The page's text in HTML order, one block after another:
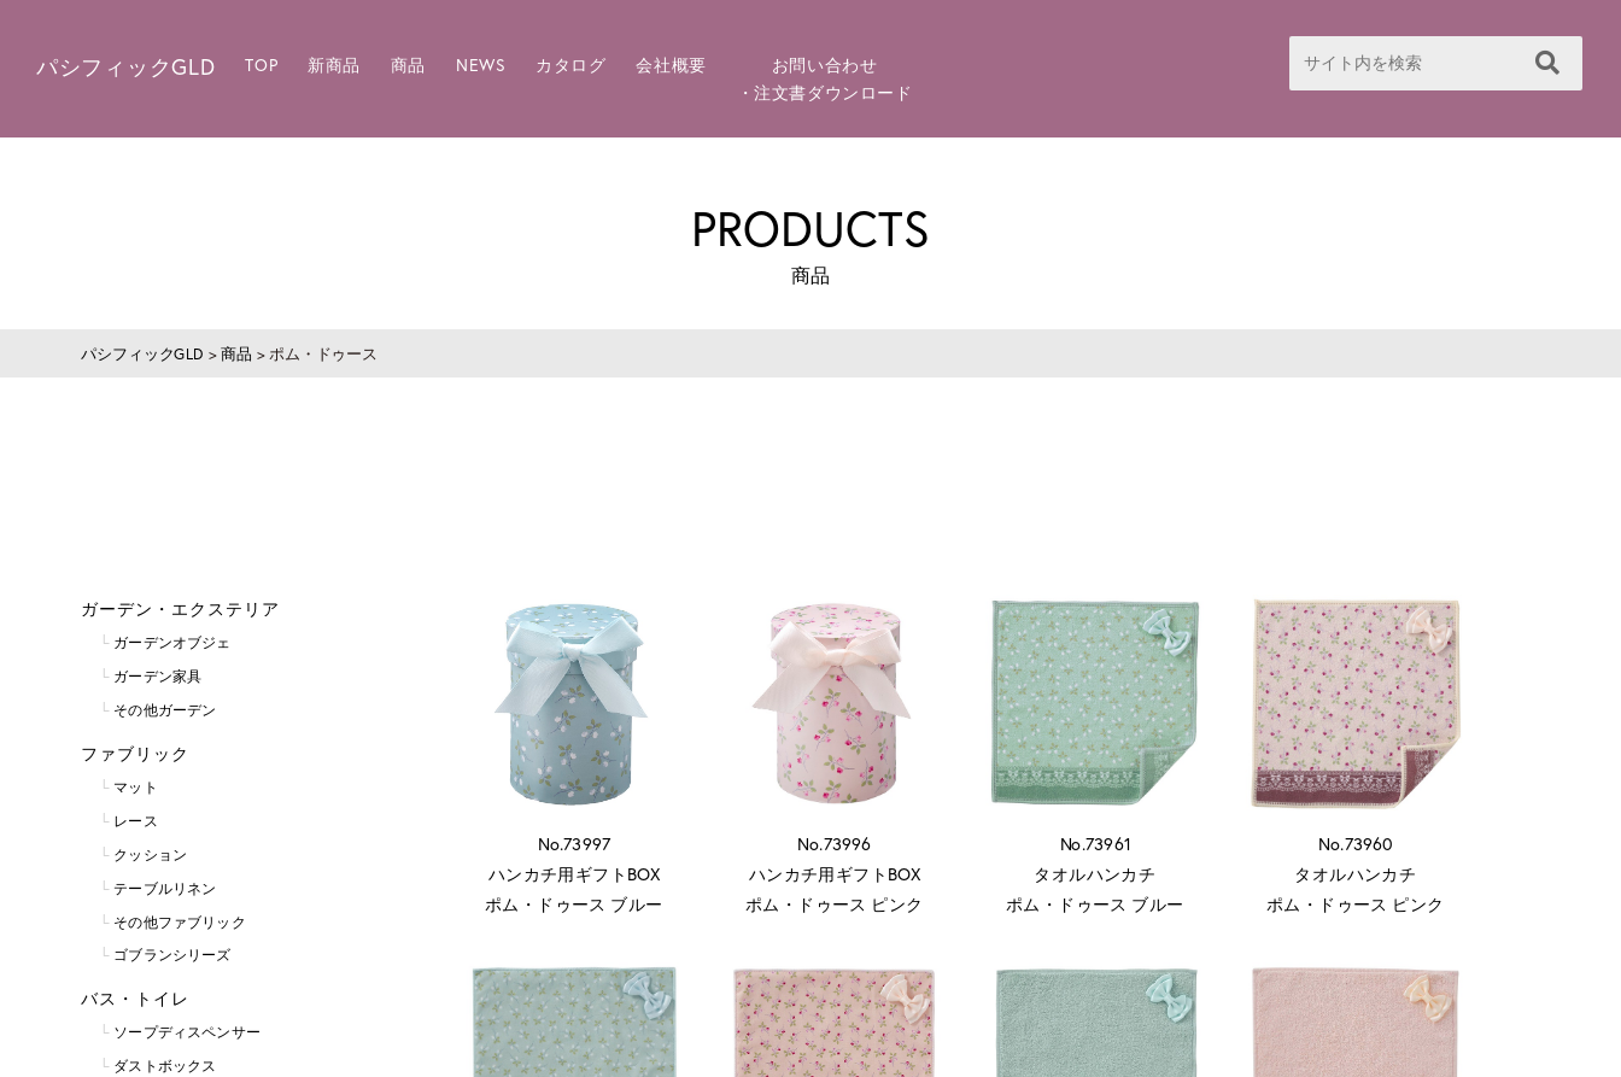
パシフィックGLD TOP 新商品 商品 NEWS カタログ 会社概要
お問い合わせ
・注文書ダウンロード
PRODUCTS
商品
パシフィックGLD >商品 > ポム・ドゥース
ガーデン・エクステリア
ガーデンオブジェ
ガーデン家具
その他ガーデン
ファブリック
マット
レース
クッション
テーブルリネン
その他ファブリック
ゴブランシリーズ
バス・トイレ
ソープディスペンサー
ダストボックス
No.73997
ハンカチ用ギフトBOX
ポム・ドゥース ブルー
No.73996
ハンカチ用ギフトBOX
ポム・ドゥース ピンク
No.73961
タオルハンカチ
ポム・ドゥース ブルー
No.73960
タオルハンカチ
ポム・ドゥース ピンク